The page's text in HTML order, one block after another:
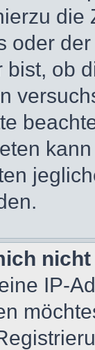
die
oder
ob
IP-